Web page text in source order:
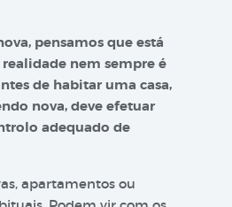
pensamos que está
realidade nem sempre é
de habitar uma casa,
nova, deve efetuar
adequado de
apartamentos ou